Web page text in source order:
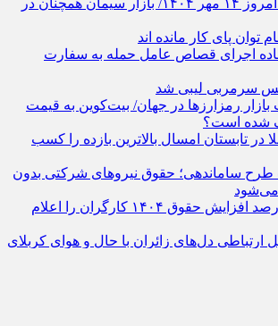
قیمت سیمان امروز ۱۴ مهر ۱۴۰۴/ بازار سیمان همچنان در
توان پای کار مانده اند
اجرای قصاص عامل حمله به سفارت
سرمربی لیبی شد
رمزارز‌ها در جهان/ بیت‌کوین به قیمت
شده است؟
تابستان امسال بالاترین بازده را کسب
ساماندهی؛ حقوق نیروهای شرکتی بدون
می‌شود
آقای نماینده درصد افزایش حقوق ۱۴۰۴ کارگران را اعلام
پل ارتباطی دل‌های زائران با حال و هوای کربلای